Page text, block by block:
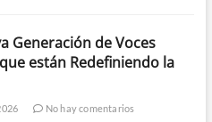
Generación de Voces
están Redefiniendo la
No hay comentarios